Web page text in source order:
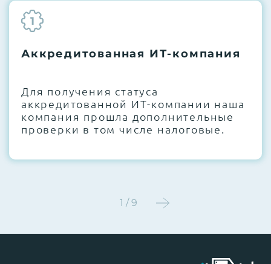
Этап 3:
термоинтерфейсов, замена батареек
Этап 4:Стресс-тестирование под 100%
нагрузкой в течение 72 часов для
проверки стабильности всех подсистем
1
Аккредитованная ИТ-компания
Для получения статуса
аккредитованной ИТ-компании наша
компания прошла дополнительные
проверки в том числе налоговые.
1 / 9